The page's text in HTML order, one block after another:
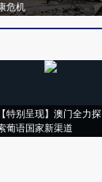
危机
【特别呈现】澳门全力探
葡语国家新渠道